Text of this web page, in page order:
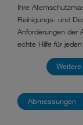
Ihre
Reinigungs- und
Anforderungen der
echte Hilfe für
Abmessungen